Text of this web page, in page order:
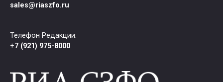
sales@riaszfo.ru
Телефон Редакции:
+7 (921) 975-8000